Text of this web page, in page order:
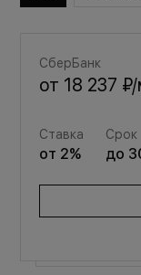
СберБанк
от 18 237 ₽
Ставка
от 2%
Срок
до